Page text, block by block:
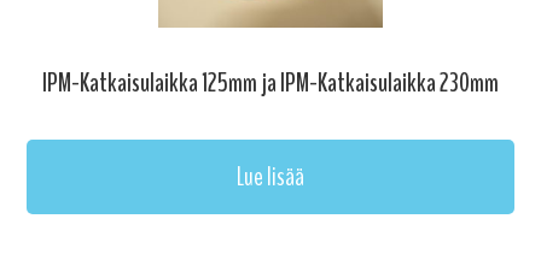
IPM-Katkaisulaikka 125mm ja IPM-Katkaisulaikka 230mm
Lue lisää